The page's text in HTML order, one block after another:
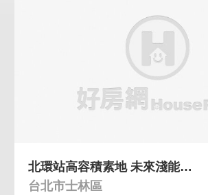
北環站高容積素地 未來淺能爆發性
台北市士林區